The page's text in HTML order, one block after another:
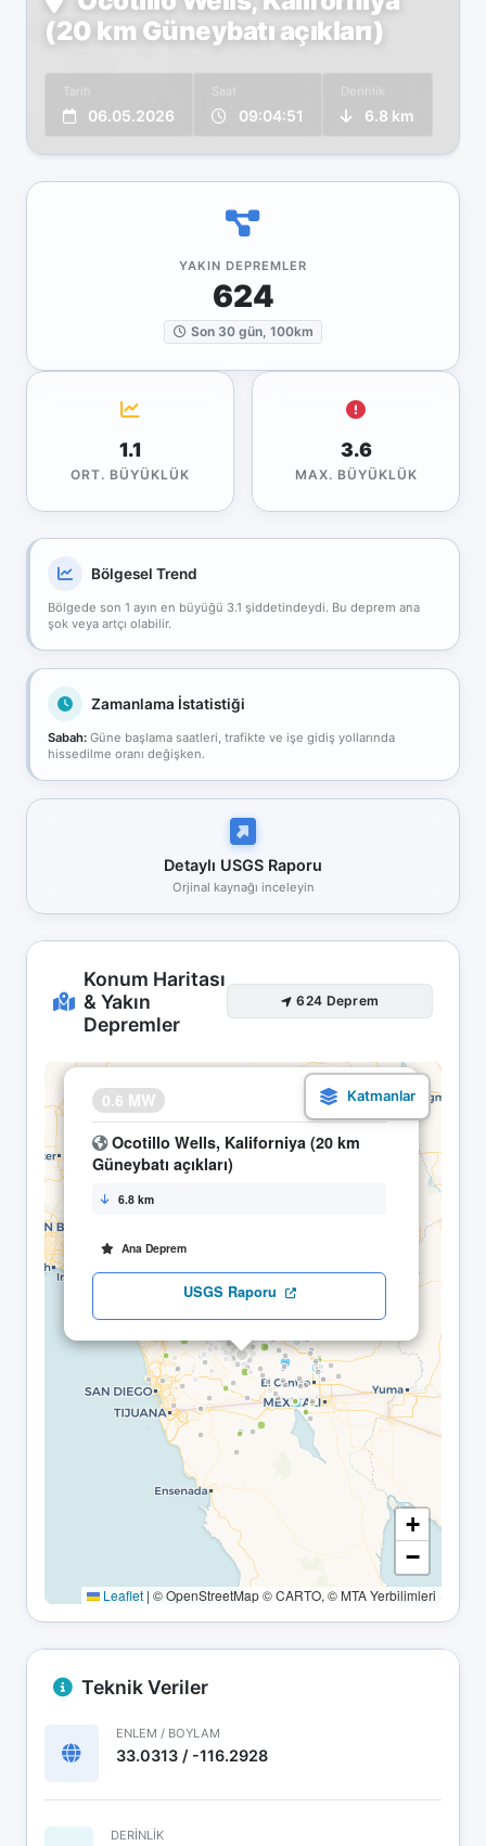
(20 km Güneybatı açıkları)
Tarih
06.05.2026
Saat
09:04:51
Derinlik
6.8 km
YAKIN DEPREMLER
624
Son 30 gün, 100km
1.1
ORT. BÜYÜKLÜK
3.6
MAX. BÜYÜKLÜK
Bölgesel Trend
Bölgede son 1 ayın en büyüğü 3.1 şiddetindeydi. Bu deprem ana
şok veya artçı olabilir.
Zamanlama İstatistiği
Sabah: Güne başlama saatleri, trafikte ve işe gidiş yollarında
hissedilme oranı değişken.
Detaylı USGS Raporu
Orjinal kaynağı inceleyin
Konum Haritası
& Yakın
Depremler
624 Deprem
0.6 MW 06.05 09:04
Ocotillo Wells, Kaliforniya (20 km
Güneybatı açıkları)
6.8 km
Ana Deprem
USGS Raporu
×
+
−
Leaflet | © OpenStreetMap © CARTO, © MTA Yerbilimleri
Teknik Veriler
ENLEM / BOYLAM
33.0313 / -116.2928
DERINLIK